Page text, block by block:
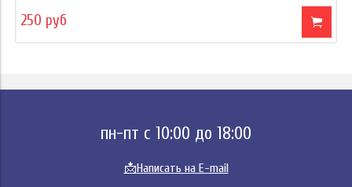
250 руб
пн-пт с 10:00 до 18:00
📩Написать на E-mail